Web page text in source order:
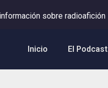
sobre radioafición
Inicio El Podcast